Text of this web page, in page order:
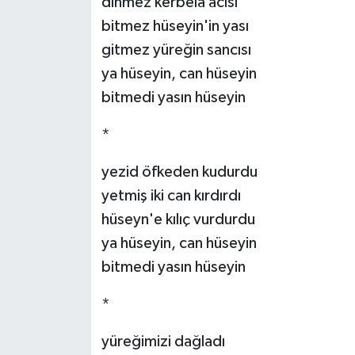
bitmez hüseyin'in yası
gitmez yüreğin sancısı
ya hüseyin, can hüseyin
bitmedi yasın hüseyin
*
yezid öfkeden kudurdu
yetmiş iki can kırdırdı
hüseyn'e kılıç vurdurdu
ya hüseyin, can hüseyin
bitmedi yasın hüseyin
*
yüreğimizi dağladı